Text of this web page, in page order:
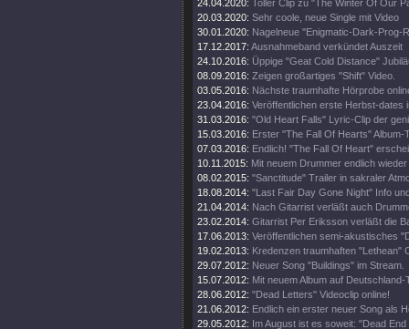
24.04.2020: Toller Clip zu "The Winter Of Our
20.03.2020: Sehr coole, neue Single mit Video
30.01.2020: Nagelneue "Enigmatic-Dark-Prog-
17.12.2017: Ausnahmeband verkündet Auszeit
24.10.2016: Üppige "Geat Cold Distance"
08.09.2016: Zeigen großartiges "Shift" Video.
03.05.2016: Nächste traumhafte Hörprobe
23.04.2016: Veröffentlichen erste Herbst-dates
31.03.2016: "Old Heart Falls" Lyric-Clip der
15.03.2016: Erster "The Fall Of Hearts" Album-
07.03.2016: Endlich! "The Fall Of Heart"
10.11.2015: Mit neuem Drummer endlich
08.02.2015: "Sanctitude" Trailer in sakraler
18.08.2014: "Last Fair Day Gone Night" Info
21.04.2014: Nach Gitarrist verläßt auch
23.02.2014: Gitarrist Per Eriksson verläßt die
17.06.2013: Veröffentlichen semi-akustisches
19.02.2013: Kredenzen traumhaften "Lethean"
29.07.2012: Neuer Song "Buildings" im Stream.
15.07.2012: Mit neuem Album auf Deutschland-
28.06.2012: "Dead Letters" Videoclip online!
21.06.2012: Endlich ein erster neuer Song als
29.05.2012: Im August ist es soweit: "Dead